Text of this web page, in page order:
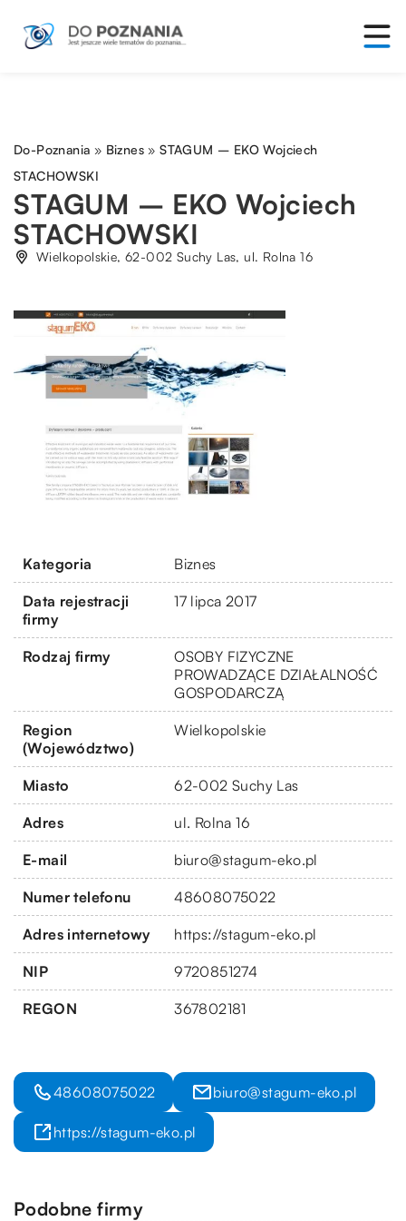
Do-Poznania » Biznes »STAGUM – EKO Wojciech
STACHOWSKI
STAGUM – EKO Wojciech
STACHOWSKI
Wielkopolskie, 62-002 Suchy Las, ul. Rolna 16
Kategoria Biznes
Data rejestracji
firmy
17 lipca 2017
Rodzaj firmy
OSOBY FIZYCZNE
PROWADZĄCE DZIAŁALNOŚĆ
GOSPODARCZĄ
Region
(Województwo)
Wielkopolskie
Miasto 62-002 Suchy Las
Adres ul. Rolna 16
E-mail biuro@stagum-eko.pl
Numer telefonu 48608075022
Adres internetowy https://stagum-eko.pl
NIP 9720851274
REGON 367802181
48608075022 biuro@stagum-eko.pl
https://stagum-eko.pl
Podobne firmy